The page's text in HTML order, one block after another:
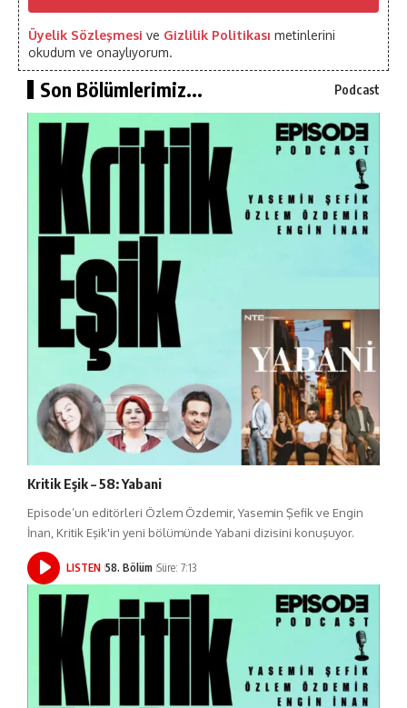
Üyelik Sözleşmesi ve Gizlilik Politikası metinlerini
okudum ve onaylıyorum.
Son Bölümlerimiz... Podcast
Kritik Eşik – 58: Yabani
Episode’un editörleri Özlem Özdemir, Yasemin Şefik ve Engin
İnan, Kritik Eşik'in yeni bölümünde Yabani dizisini konuşuyor.
LISTEN 58. Bölüm Süre: 7:13